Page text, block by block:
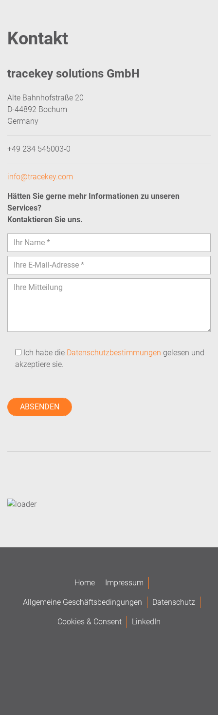
Kontakt
tracekey solutions GmbH
Alte Bahnhofstraße 20
D-44892 Bochum
Germany
+49 234 545003-0
info@tracekey.com
Hätten Sie gerne mehr Informationen zu unseren
Services?
Kontaktieren Sie uns.
Bitte lasse dieses Feld leer.
Ich habe die Datenschutzbestimmungen gelesen und
akzeptiere sie.
Home Impressum
Allgemeine Geschäftsbedingungen Datenschutz
Cookies & Consent LinkedIn